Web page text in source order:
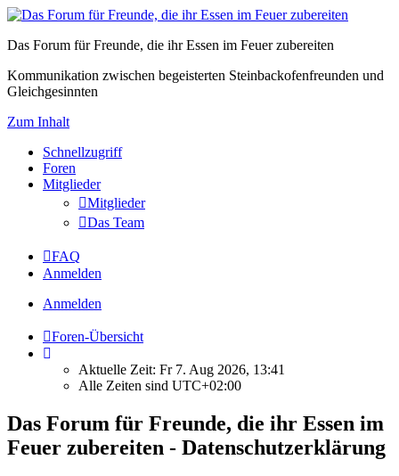
Das Forum für Freunde, die ihr Essen im Feuer zubereiten
Kommunikation zwischen begeisterten Steinbackofenfreunden und
Gleichgesinnten
Zum Inhalt
Schnellzugriff
Foren
Mitglieder
Mitglieder
Das Team
FAQ
Anmelden
Anmelden
Foren-Übersicht
Aktuelle Zeit: Fr 7. Aug 2026, 13:41
Alle Zeiten sind UTC+02:00
Das Forum für Freunde, die ihr Essen im
Feuer zubereiten - Datenschutzerklärung